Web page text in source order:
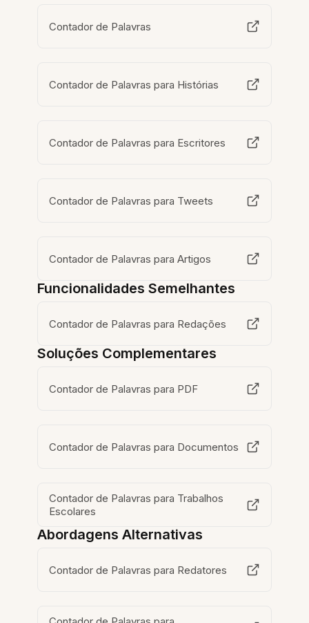
Contador de Palavras
Contador de Palavras para Histórias
Contador de Palavras para Escritores
Contador de Palavras para Tweets
Contador de Palavras para Artigos
Funcionalidades Semelhantes
Contador de Palavras para Redações
Soluções Complementares
Contador de Palavras para PDF
Contador de Palavras para Documentos
Contador de Palavras para Trabalhos
Escolares
Abordagens Alternativas
Contador de Palavras para Redatores